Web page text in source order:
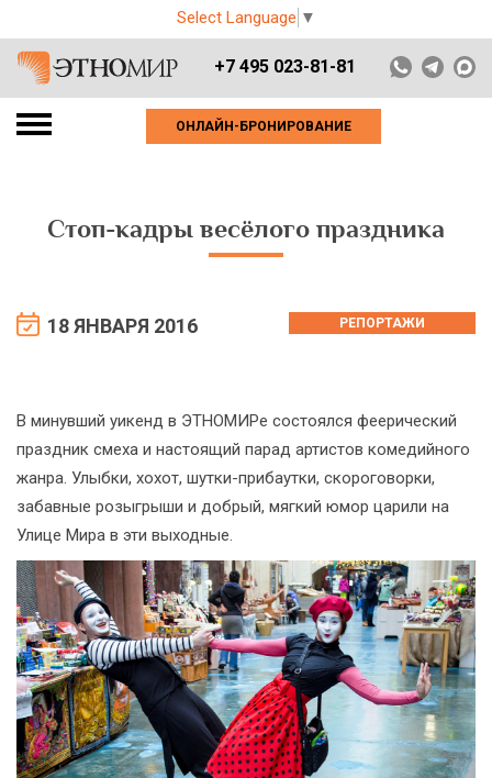
Select Language ▼
+7 495 023-81-81
ОНЛАЙН-БРОНИРОВАНИЕ
Стоп-кадры весёлого праздника
18 ЯНВАРЯ 2016 РЕПОРТАЖИ
В минувший уикенд в ЭТНОМИРе состоялся феерический
праздник смеха и настоящий парад артистов комедийного
жанра. Улыбки, хохот, шутки-прибаутки, скороговорки,
забавные розыгрыши и добрый, мягкий юмор царили на
Улице Мира в эти выходные.